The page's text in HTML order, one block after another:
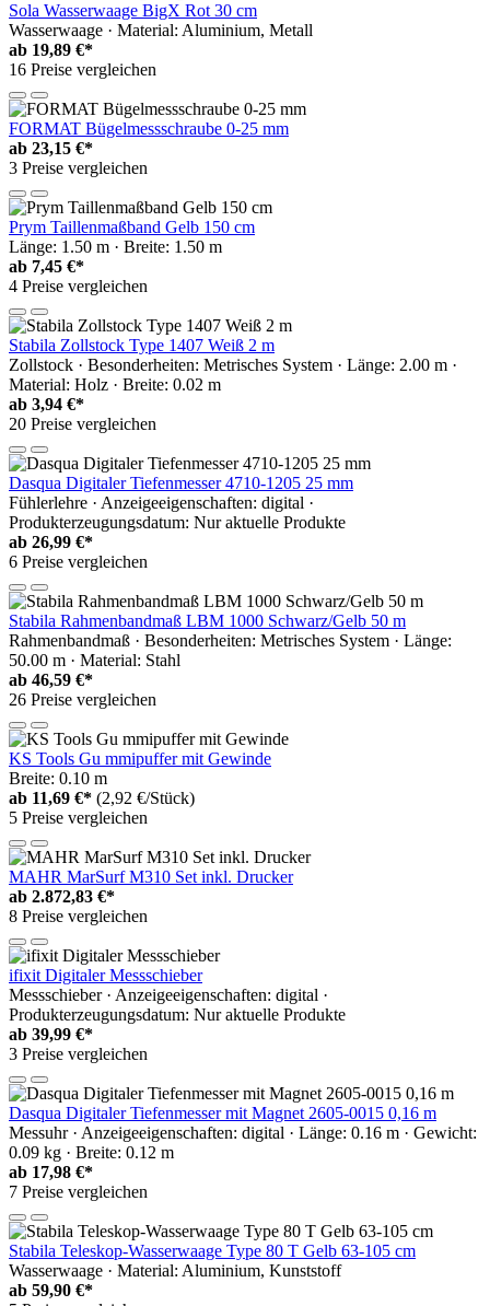
Sola Wasserwaage BigX Rot 30 cm
Wasserwaage · Material: Aluminium, Metall
ab 19,89 €*
16 Preise vergleichen
FORMAT Bügelmessschraube 0-25 mm
ab 23,15 €*
3 Preise vergleichen
Prym Taillenmaßband Gelb 150 cm
Länge: 1.50 m · Breite: 1.50 m
ab 7,45 €*
4 Preise vergleichen
Stabila Zollstock Type 1407 Weiß 2 m
Zollstock · Besonderheiten: Metrisches System · Länge: 2.00 m ·
Material: Holz · Breite: 0.02 m
ab 3,94 €*
20 Preise vergleichen
Dasqua Digitaler Tiefenmesser 4710-1205 25 mm
Fühlerlehre · Anzeigeeigenschaften: digital ·
Produkterzeugungsdatum: Nur aktuelle Produkte
ab 26,99 €*
6 Preise vergleichen
Stabila Rahmenbandmaß LBM 1000 Schwarz/Gelb 50 m
Rahmenbandmaß · Besonderheiten: Metrisches System · Länge:
50.00 m · Material: Stahl
ab 46,59 €*
26 Preise vergleichen
KS Tools Gu mmipuffer mit Gewinde
Breite: 0.10 m
ab 11,69 €* (2,92 €/Stück)
5 Preise vergleichen
MAHR MarSurf M310 Set inkl. Drucker
ab 2.872,83 €*
8 Preise vergleichen
ifixit Digitaler Messschieber
Messschieber · Anzeigeeigenschaften: digital ·
Produkterzeugungsdatum: Nur aktuelle Produkte
ab 39,99 €*
3 Preise vergleichen
Dasqua Digitaler Tiefenmesser mit Magnet 2605-0015 0,16 m
Messuhr · Anzeigeeigenschaften: digital · Länge: 0.16 m · Gewicht:
0.09 kg · Breite: 0.12 m
ab 17,98 €*
7 Preise vergleichen
Stabila Teleskop-Wasserwaage Type 80 T Gelb 63-105 cm
Wasserwaage · Material: Aluminium, Kunststoff
ab 59,90 €*